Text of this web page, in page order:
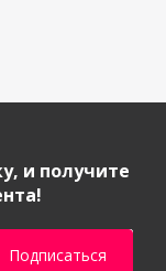
и получите